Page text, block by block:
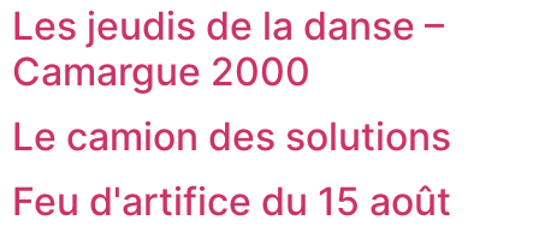
Les jeudis de la danse –
Camargue 2000
Le camion des solutions
Feu d'artifice du 15 août